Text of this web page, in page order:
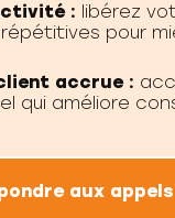
: libérez
pour
accrue :
qui améliore
aux